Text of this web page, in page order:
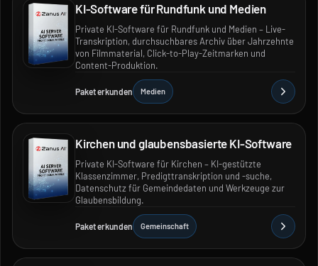
KI-Software für Rundfunk und Medien
Private KI-Software für Rundfunk und Medien – Live-
Transkription, durchsuchbares Archiv über Jahrzehnte
von Filmmaterial, Click-to-Play-Zeitmarken und
Content-Produktion.
Paket erkunden Medien
Kirchen und glaubensbasierte KI-Software
Private KI-Software für Kirchen – KI-gestützte
Klassenzimmer, Predigttranskription und -suche,
Datenschutz für Gemeindedaten und Werkzeuge zur
Glaubensbildung.
Paket erkunden Gemeinschaft